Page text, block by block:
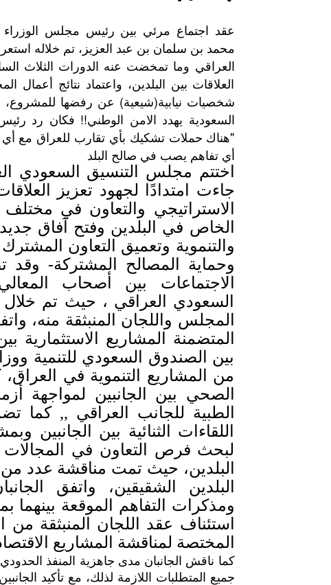
عقد اجتماع مرئي بين رئيس مجلس
محمد بن سلمان بن عبد العزيز، تم خلاله
العراقي وما تمخضت عنه الدورات الثلاث
العلاقات بين البلدين، واعتماد نتائج
شخصيات نيابية(شيعية) عن رفضها للمشروع،
السعودية يهدد الامن الوطني!! فكان رد
"هناك حملات تشكيك بأي تقارب للعراق مع أي
أي تفاهم يصب في صالح البلد
اختتم مجلس التنسيق السعودي
جاءت امتدادًا لجهود تعزيز
الاستراتيجي والتعاون في
الخاص في البلدين وفتح آفاق
والتنموية وتعميق التعاون
وحماية المصالح المشتركة-
الاجتماعات بين أصحاب
السعودي العراقي ، حيث تم
المجلس واللجان المنبثقة منه،
المتضمنة المشاريع الاستثمارية
بين الصندوق السعودي للتنمية
من المشاريع التنموية في
الصحي بين الجانبين لمواجهة
الطبية للجانب العراقي ,, كما
اللقاءات الثنائية بين
لبحث فرص التعاون في المجالات
البلدين، حيث تمت مناقشة عدد من
البلدين الشقيقين، واتفق
ومذكرات التفاهم الموقعة بينهما
استئناف عقد اللجان المنبثقة
المختصة لمناقشة المشاريع
كما ناقش الجانبان مدى جاهزية المنفذ
جميع المتطلبات اللازمة لذلك، مع تأكيد الجانبين